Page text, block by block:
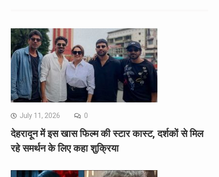
July 11, 2026 0
देहरादून में इस खास फिल्म की स्टार कास्ट, दर्शकों से मिल
रहे समर्थन के लिए कहा शुक्रिया